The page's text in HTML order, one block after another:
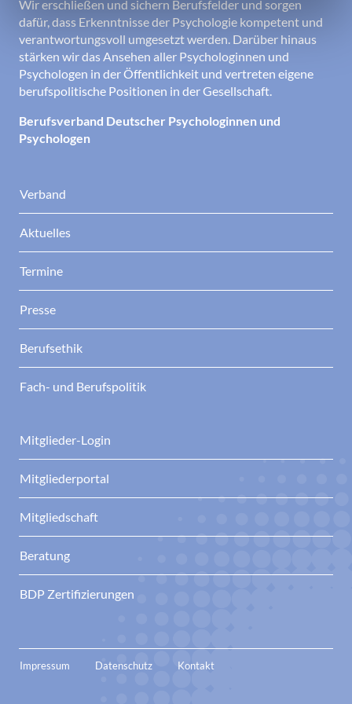
Wir erschließen und sichern Berufsfelder und sorgen
dafür, dass Erkenntnisse der Psychologie kompetent und
verantwortungsvoll umgesetzt werden. Darüber hinaus
stärken wir das Ansehen aller Psychologinnen und
Psychologen in der Öffentlichkeit und vertreten eigene
berufspolitische Positionen in der Gesellschaft.
Berufsverband Deutscher Psychologinnen und
Psychologen
Verband
Aktuelles
Termine
Presse
Berufsethik
Fach- und Berufspolitik
Mitglieder-Login
Mitgliederportal
Mitgliedschaft
Beratung
BDP Zertifizierungen
Impressum Datenschutz Kontakt